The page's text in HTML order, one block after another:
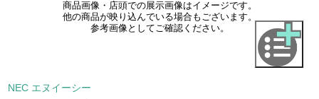
商品画像・店頭での展示画像はイメージです。
他の商品が映り込んでいる場合もございます。
参考画像としてご確認ください。
NEC エヌイーシー